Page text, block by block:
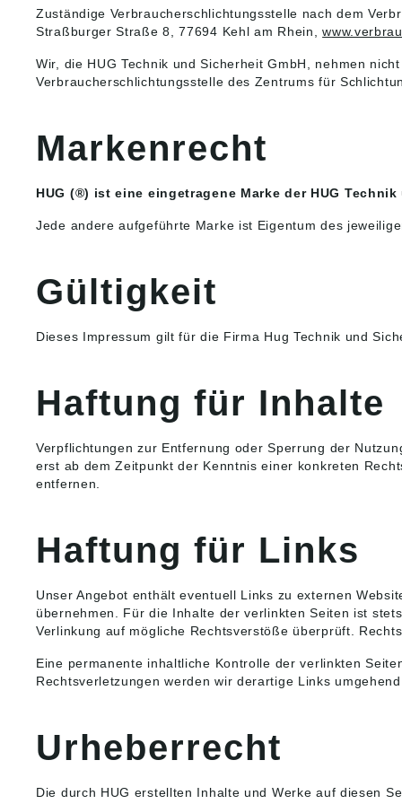
Zuständige Verbraucherschlichtungsstelle nach dem
Straßburger Straße 8, 77694 Kehl am Rhein,
Wir, die HUG Technik und Sicherheit GmbH, nehmen
Verbraucherschlichtungsstelle des Zentrums für
Markenrecht
HUG (®) ist eine eingetragene Marke der HUG
Jede andere aufgeführte Marke ist Eigentum des
Gültigkeit
Dieses Impressum gilt für die Firma Hug Technik und
Haftung für Inhalte
Verpflichtungen zur Entfernung oder Sperrung der
erst ab dem Zeitpunkt der Kenntnis einer konkreten
entfernen.
Haftung für Links
Unser Angebot enthält eventuell Links zu externen
übernehmen. Für die Inhalte der verlinkten Seiten ist
Verlinkung auf mögliche Rechtsverstöße überprüft.
Eine permanente inhaltliche Kontrolle der verlinkten
Rechtsverletzungen werden wir derartige Links
Urheberrecht
Die durch HUG erstellten Inhalte und Werke auf diesen